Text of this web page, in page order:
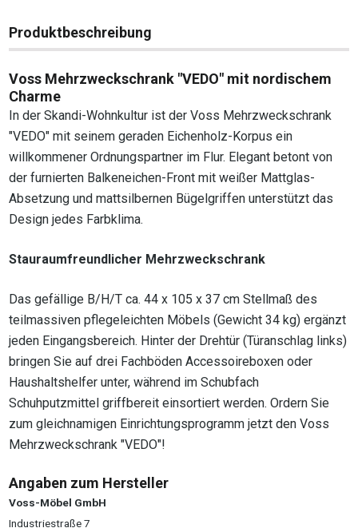
Produktbeschreibung
Voss Mehrzweckschrank "VEDO" mit nordischem
Charme
In der Skandi-Wohnkultur ist der Voss Mehrzweckschrank
"VEDO" mit seinem geraden Eichenholz-Korpus ein
willkommener Ordnungspartner im Flur. Elegant betont von
der furnierten Balkeneichen-Front mit weißer Mattglas-
Absetzung und mattsilbernen Bügelgriffen unterstützt das
Design jedes Farbklima.
Stauraumfreundlicher Mehrzweckschrank
Das gefällige B/H/T ca. 44 x 105 x 37 cm Stellmaß des
teilmassiven pflegeleichten Möbels (Gewicht 34 kg) ergänzt
jeden Eingangsbereich. Hinter der Drehtür (Türanschlag links)
bringen Sie auf drei Fachböden Accessoireboxen oder
Haushaltshelfer unter, während im Schubfach
Schuhputzmittel griffbereit einsortiert werden. Ordern Sie
zum gleichnamigen Einrichtungsprogramm jetzt den Voss
Mehrzweckschrank "VEDO"!
Angaben zum Hersteller
Voss-Möbel GmbH
Industriestraße 7